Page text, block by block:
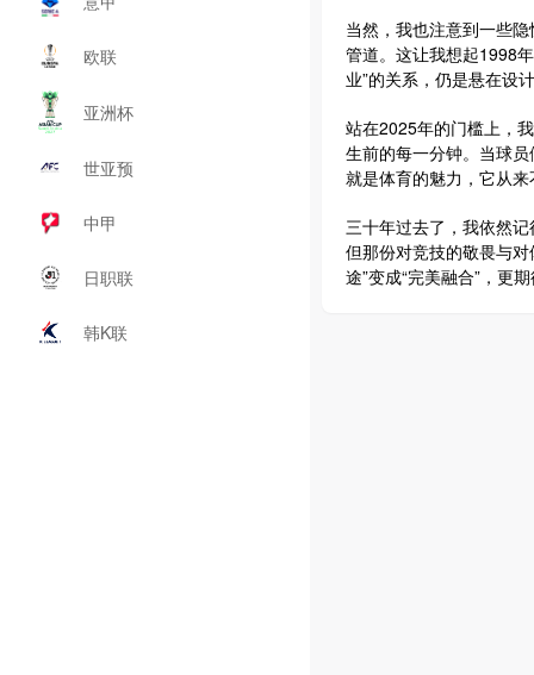
欧联
亚洲杯
世亚预
中甲
日职联
韩K联
当然，我也注意到一些
管道。这让我想起1998
业”的关系，仍是悬在设
站在2025年的门槛上，
生前的每一分钟。当球
就是体育的魅力，它从
三十年过去了，我依然
但那份对竞技的敬畏与
途”变成“完美融合”，更